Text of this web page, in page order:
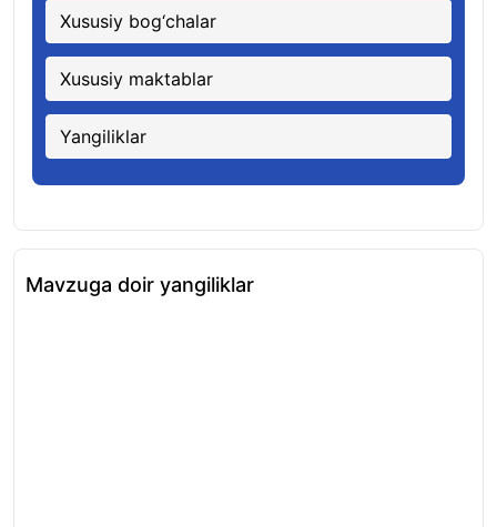
Xususiy bog‘chalar
Xususiy maktablar
Yangiliklar
Mavzuga doir yangiliklar